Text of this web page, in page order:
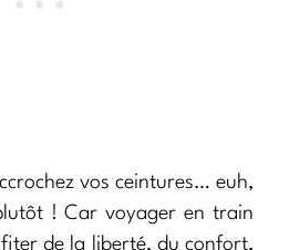
vos ceintures… euh,
! Car voyager en train
de la liberté, du confort,